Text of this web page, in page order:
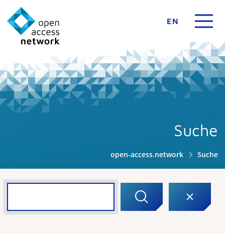
EN
Suche
open-access.network Suche